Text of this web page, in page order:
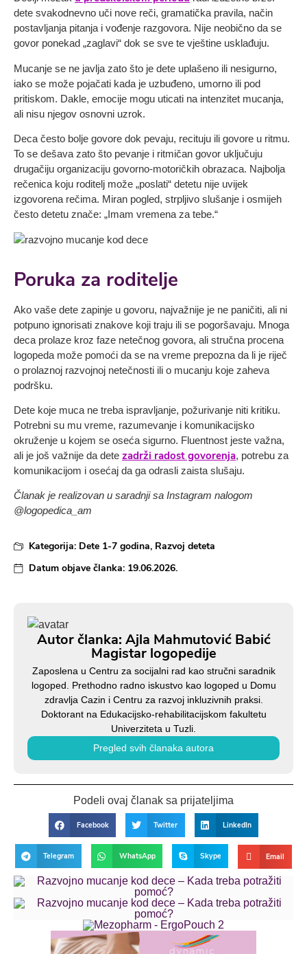
dete svakodnevno uči nove reči, gramatička pravila, način
postavljanja pitanja i vođenje razgovora. Nije neobično da se
govor ponekad „zaglavi“ dok se sve te vještine usklađuju.
Mucanje se ne javlja zato što je dete uplašeno ili nesigurno,
iako se može pojačati kada je uzbuđeno, umorno ili pod
pritiskom. Dakle, emocije mogu uticati na intenzitet mucanja,
ali nisu njegov osnovni uzrok.
Deca često bolje govore dok pevaju, recituju ili govore u ritmu.
To se dešava zato što pevanje i ritmičan govor uključuju
drugačiju organizaciju govorno-motoričkih obrazaca. Najbolja
rečenica koju roditelj može „poslati“ detetu nije uvijek
izgovorena rečima. Miran pogled, strpljivo slušanje i osmijeh
često detetu znače: „Imam vremena za tebe.“
Poruka za roditelje
Ako vaše dete zapinje u govoru, najvažnije je ne paničiti, ali ni
potpuno ignorisati znakove koji traju ili se pogoršavaju. Mnoga
deca prolaze kroz faze netečnog govora, ali stručna procena
logopeda može pomoći da se na vreme prepozna da li je riječ
o prolaznoj razvojnoj netečnosti ili o mucanju koje zaheva
podršku.
Dete koje muca ne treba ispravljanje, požurivanje niti kritiku.
Potrebni su mu vreme, razumevanje i komunikacijsko
okruženje u kojem se oseća sigurno. Fluentnost jeste važna,
ali je još važnije da dete zadrži radost govorenja, potrebu za
komunikacijom i osećaj da ga odrasli zaista slušaju.
Članak je realizovan u saradnji sa Instagram nalogom
@logopedica_am
Kategorija: Dete 1-7 godina, Razvoj deteta
Datum objave članka: 19.06.2026.
Autor članka: Ajla Mahmutović Babić
Magistar logopedije
Zaposlena u Centru za socijalni rad kao stručni saradnik
logoped. Prethodno radno iskustvo kao logoped u Domu
zdravlja Cazin i Centru za razvoj inkluzivnih praksi.
Doktorant na Edukacijsko-rehabilitacijskom fakultetu
Univerziteta u Tuzli.
Pregled svih članaka autora
Podeli ovaj članak sa prijateljima
Facebook Twitter LinkedIn
Telegram WhatsApp Skype Email